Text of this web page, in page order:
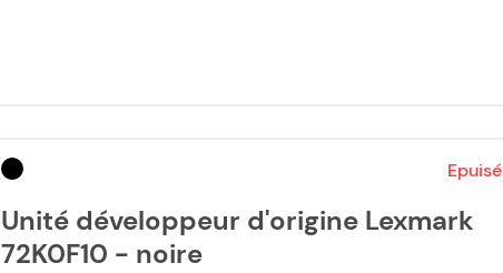
Epuisé
Unité développeur d'origine Lexmark
72K0F10 - noire